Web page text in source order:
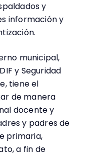
y
información y
municipal,
y Seguridad
tiene el
de manera
docente y
y padres de
primaria,
a fin de